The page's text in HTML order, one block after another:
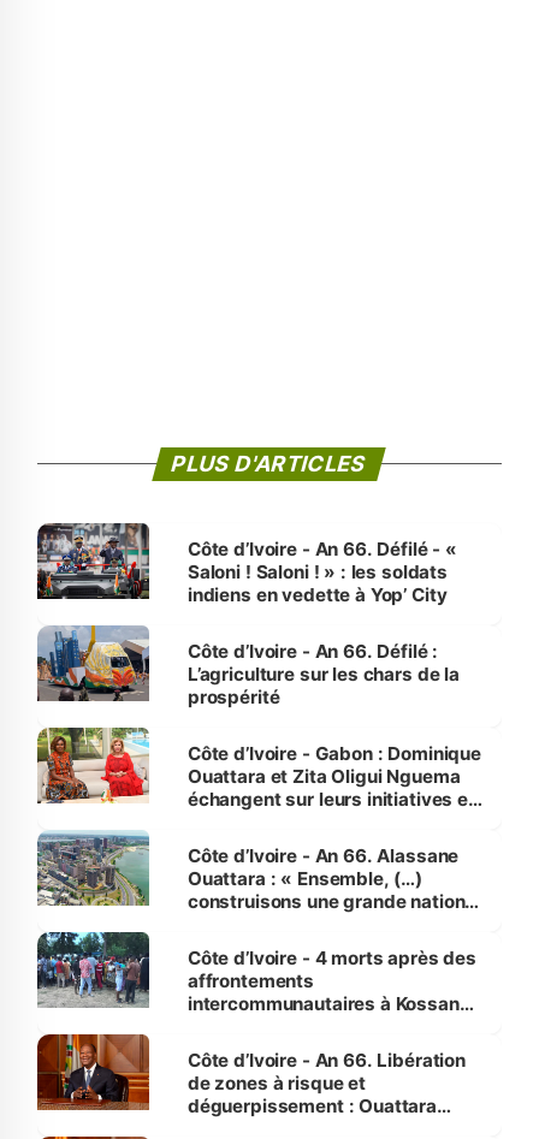
PLUS D'ARTICLES
Côte d’Ivoire - An 66. Défilé - «
Saloni ! Saloni ! » : les soldats
indiens en vedette à Yop’ City
Côte d’Ivoire - An 66. Défilé :
L’agriculture sur les chars de la
prospérité
Côte d’Ivoire - Gabon : Dominique
Ouattara et Zita Oligui Nguema
échangent sur leurs initiatives en
enfants
Côte d’Ivoire - An 66. Alassane
Ouattara : « Ensemble, (…)
construisons une grande nation
générations futures »
Côte d’Ivoire - 4 morts après des
affrontements
intercommunautaires à Kossandji
milieu des sinistrés
Côte d’Ivoire - An 66. Libération
de zones à risque et
déguerpissement : Ouattara